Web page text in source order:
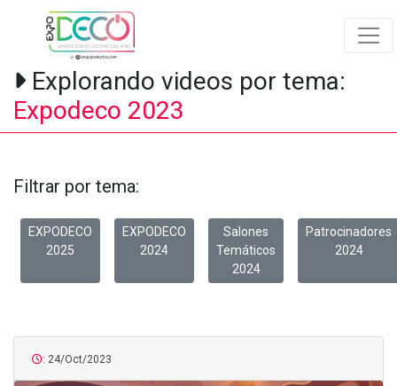
Explorando videos por tema:
Expodeco 2023
Filtrar por tema:
EXPODECO
2025
EXPODECO
2024
Salones
Temáticos
2024
Patrocinadores
2024
: 24/Oct/2023